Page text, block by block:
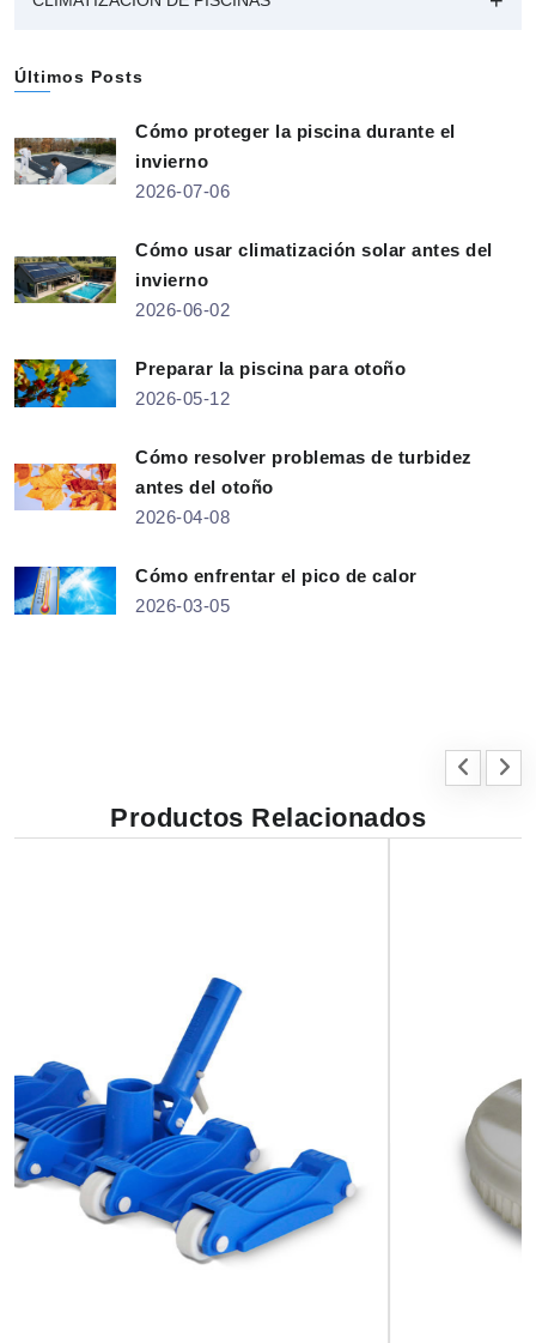
Últimos Posts
Cómo proteger la piscina durante el
invierno
2026-07-06
Cómo usar climatización solar antes del
invierno
2026-06-02
Preparar la piscina para otoño
2026-05-12
Cómo resolver problemas de turbidez
antes del otoño
2026-04-08
Cómo enfrentar el pico de calor
2026-03-05
Productos Relacionados